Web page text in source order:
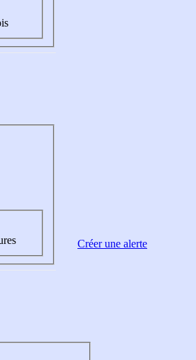
Créer une alerte